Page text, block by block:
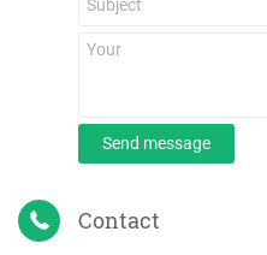
Send message
Contact